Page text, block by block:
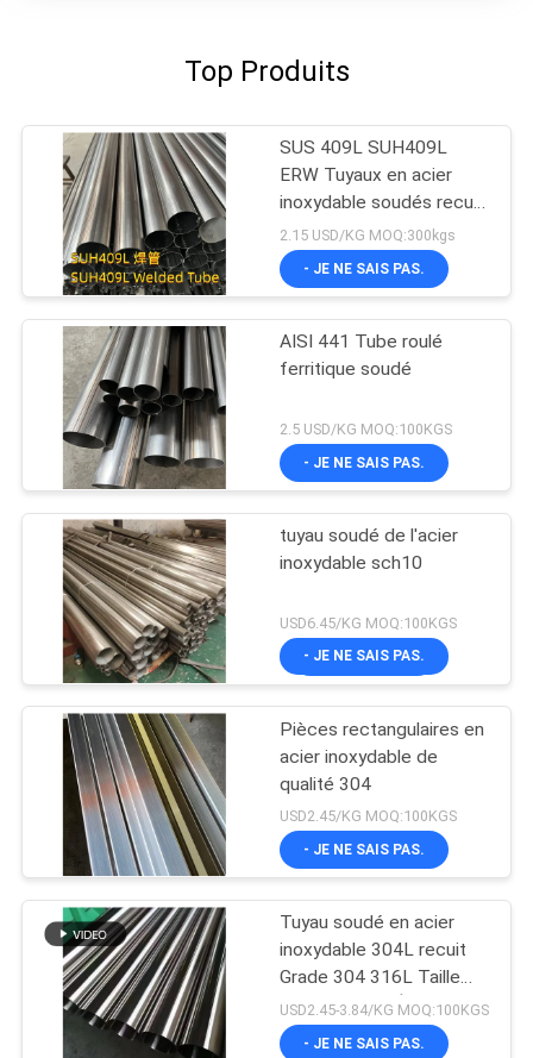
Top Produits
SUS 409L SUH409L
ERW Tuyaux en acier
inoxydable soudés recuit
et décapé 60*2mm
2.15 USD/KG MOQ:300kgs
- JE NE SAIS PAS.
AISI 441 Tube roulé
ferritique soudé
2.5 USD/KG MOQ:100KGS
- JE NE SAIS PAS.
tuyau soudé de l'acier
inoxydable sch10
USD6.45/KG MOQ:100KGS
- JE NE SAIS PAS.
Pièces rectangulaires en
acier inoxydable de
qualité 304
USD2.45/KG MOQ:100KGS
- JE NE SAIS PAS.
Tuyau soudé en acier
inoxydable 304L recuit
Grade 304 316L Taille
OD : 50,8 mm Épaisseur :
1,2 mm Longueur : 6000
USD2.45-3.84/KG MOQ:100KGS
- JE NE SAIS PAS.